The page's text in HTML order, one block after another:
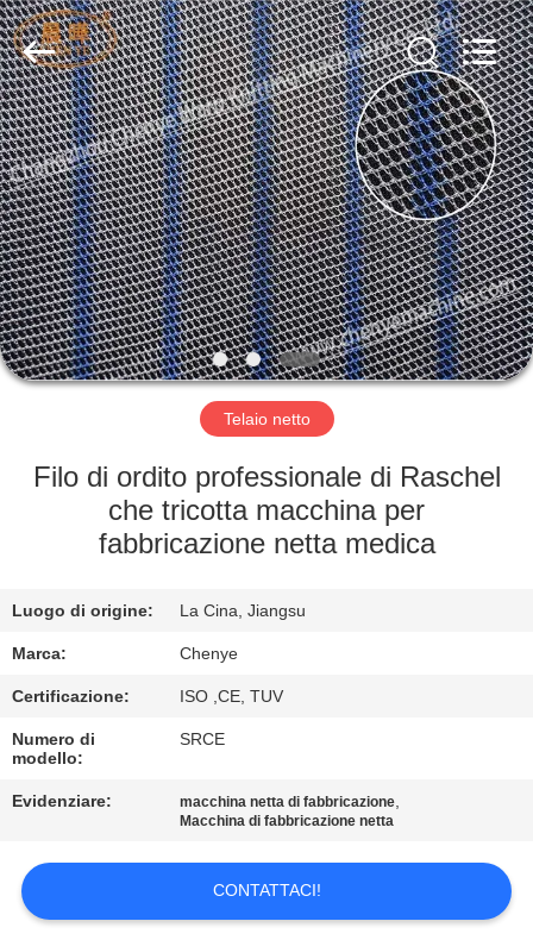
BENVENUTO
PRODOTTI
SU
DI
NOI
DELLA
FABBRICA
DI
QUALITÀ
CONTATTACI
RICHIEDA
CITAZIONE
Chenye
Warp
Knitting
Machinery
Co.,
Ltd.
Leave
Messages.
All
Rights
Reserved.
Telaio netto
Filo di ordito professionale di Raschel
che tricotta macchina per
fabbricazione netta medica
Luogo di origine: La Cina, Jiangsu
Marca: Chenye
Certificazione: ISO ,CE, TUV
Numero di
modello:
SRCE
Evidenziare: macchina netta di fabbricazione,
Macchina di fabbricazione netta
CONTATTACI!